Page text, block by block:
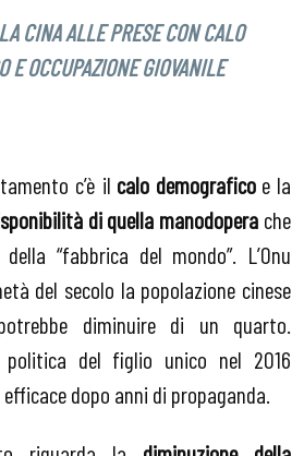
CINA ALLE PRESE CON CALO
E OCCUPAZIONE GIOVANILE
c’è il calo demograficoe la
di quella manodopera che
“fabbrica del mondo”. L’Onu
del secolo la popolazione cinese
diminuire di un quarto.
politica del figlio unico nel 2016
dopo anni di propaganda.